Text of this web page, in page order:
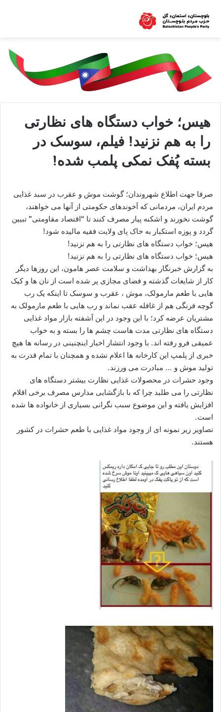
هیس؛ خواب دستگاه های نظارتی
را به هم نزنید! فیلم، سوسک در
بسته پُفک نمکی پلمب شده!
صرفا جهت اطلاع شهروندان؛ گوشت موش و عقرب در سبد غذایی
مردم ایران، مردمانی که آخوندهای حکومتی از آنها می خواهند،
گوشت نخورند و اشکنه پیار مصرف کنند تا “اقتصاد مقاومتی” تبیین
گردد و پوزه استکبار به خاک پای ولایت فقیه مالیده شود!
هیس؛ خواب دستگاه های نظارتی را به هم نزنید!
هیس؛ خواب دستگاه های نظارتی را به هم نزنید!
به گزارش خبرنگار بهداشت و سلامت عصر هامون، این روزها دیگر
کار از شایعات گذشته و فضای مجازی پر شده است از نان ها و کیک
هایی با طعم مارمولک، موش ، عقرب و سوسک تا اینکه یک رب
گوچه فرنگی هم از غافله عقب نماند و رب هایی با طعم مارمولک به
مشتریان عرضه کرد؛ با این وجود در این آشفته بازار مواد غذایی
دستگاه های نظارتی مدت هاست چشم ها را بسته و به خواب
عمیقی فرو رفته اند. با وجود انتشار اخبار اینچنینی در رسانه ها هیچ
خبری از پلمپ این کارخانه ها اعلام نشده و همچنان با تمام قدرت به
تولید موش و … مبادرت می ورزند.
وجود حشرات در محصولات غذایی نظارت بیشتر دستگاه های
نظارتی را می طلبد چرا که با بازگشایی مدارس مصرف برخی اقلام
افزایش یافته و این موضوع سبب نگرانی بسیاری از خانواده ها شده
است.
تصاویر زیر نمونه ای از وجود مواد غذایی با طعم حشرات در کشور
هستند.